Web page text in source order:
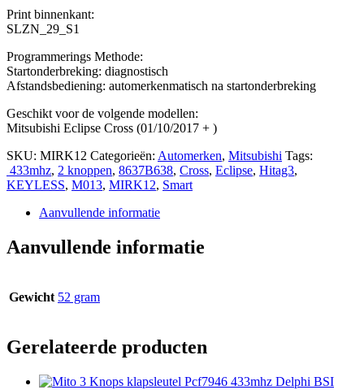
Print binnenkant:
SLZN_29_S1
Programmerings Methode:
Startonderbreking: diagnostisch
Afstandsbediening: automerkenmatisch na startonderbreking
Geschikt voor de volgende modellen:
Mitsubishi Eclipse Cross (01/10/2017 + )
SKU: MIRK12 Categorieën: Automerken, Mitsubishi Tags:
433mhz, 2 knoppen, 8637B638, Cross, Eclipse, Hitag3,
KEYLESS, M013, MIRK12, Smart
Aanvullende informatie
Aanvullende informatie
Gewicht 52 gram
Gerelateerde producten